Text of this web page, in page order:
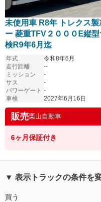
未使用車 R8年 トレクス
ー 菱重TFV２０００E縦
検R9年6月迄
年式
令和8年6月
走行距離
--
ミッション
-
サス
-
パワーゲート -
車検
2027年6月16日
販売栗山自動車
6ヶ月保証付き
▼ 表示トラックの条件を
買う